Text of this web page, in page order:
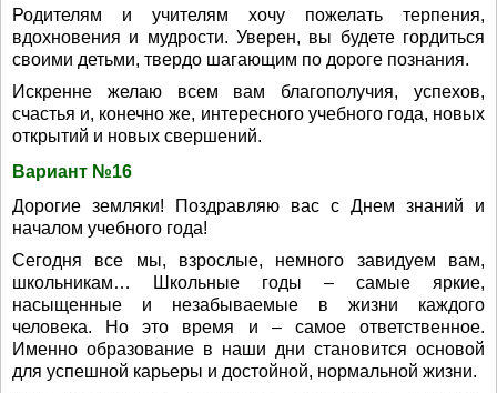
Родителям и учителям хочу пожелать терпения,
вдохновения и мудрости. Уверен, вы будете гордиться
своими детьми, твердо шагающим по дороге познания.
Искренне желаю всем вам благополучия, успехов,
счастья и, конечно же, интересного учебного года, новых
открытий и новых свершений.
Вариант №16
Дорогие земляки! Поздравляю вас с Днем знаний и
началом учебного года!
Сегодня все мы, взрослые, немного завидуем вам,
школьникам… Школьные годы – самые яркие,
насыщенные и незабываемые в жизни каждого
человека. Но это время и – самое ответственное.
Именно образование в наши дни становится основой
для успешной карьеры и достойной, нормальной жизни.